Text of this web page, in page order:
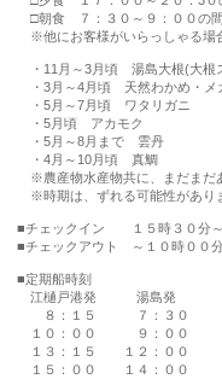
□朝食 ７：３０～９：００の
※他にお客様がいらっしゃる場
・11月～3月頃 湯島大根(大根
・3月～4月頃 天然わかめ・メ
・5月～7月頃 ワタリガニ
・5月頃 アカモク
・5月～8月まで 雲丹
・4月～10月頃 真鯛
※農産物水産物共に、まだまだ
※時期は、ずれる可能性があり
■チェックイン １５時３０分～
■チェックアウト ～１０時００
■定期船時刻
江樋戸港発 湯島発
８：１５ ７：３０
１０：００ ９：００
１３：１５ １２：００
１５：００ １４：００